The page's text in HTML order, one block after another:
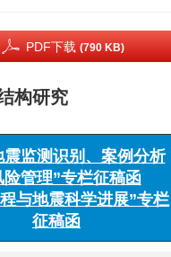
PDF下载 (790 KB)
构研究
mantle
监测识别、案例分析
管理”专栏征稿函
与地震科学进展”专栏
征稿函